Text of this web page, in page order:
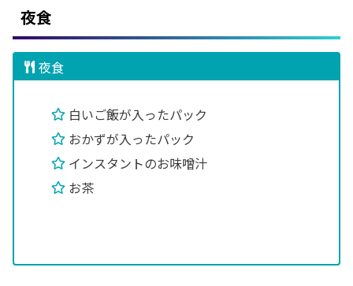
夜食
夜食
白いご飯が入ったパック
おかずが入ったパック
インスタントのお味噌汁
お茶